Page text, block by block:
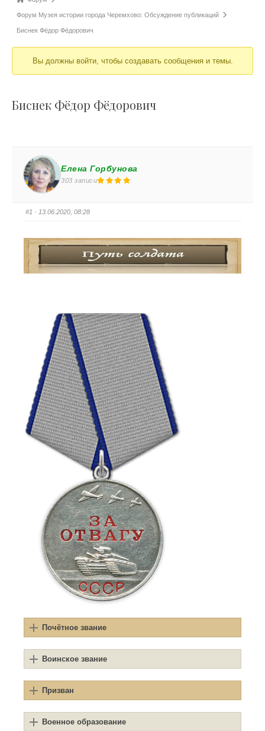
Форум Музея истории города Черемхово: Обсуждение публикаций
Биснек Фёдор Фёдорович
Вы должны войти, чтобы создавать сообщения и темы.
Биснек Фёдор Фёдорович
Елена Горбунова
303 записи
#1 · 13.06.2020, 08:28
Почётное звание
Воинское звание
Призван
Военное образование